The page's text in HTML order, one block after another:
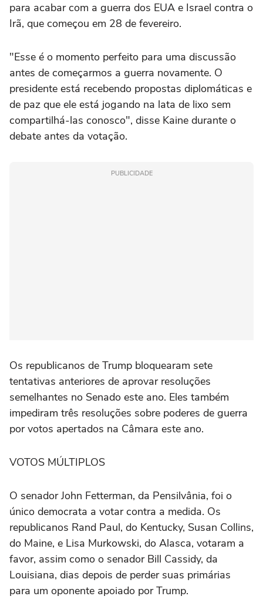
para acabar com a guerra dos EUA e Israel contra o
Irã, que começou em 28 ‌de fevereiro.
"Esse é o momento perfeito para uma discussão
antes de começarmos a guerra novamente. O
presidente está recebendo ‌propostas diplomáticas e
de paz que ⁠ele está jogando na lata ⁠de lixo sem
compartilhá-las conosco", disse Kaine durante o
debate antes da votação.
PUBLICIDADE
Os republicanos de Trump bloquearam sete
tentativas anteriores de ⁠aprovar resoluções
semelhantes no Senado este ano. Eles também
impediram ‌três resoluções sobre poderes de guerra
‌por votos apertados na Câmara este ano.
VOTOS MÚLTIPLOS
O senador John Fetterman, da Pensilvânia, foi o
único democrata a votar contra a medida. Os
republicanos Rand Paul, do Kentucky, Susan Collins,
do Maine, e Lisa Murkowski, do Alasca, votaram a
favor, assim como o senador Bill Cassidy, da
Louisiana, dias depois de ⁠perder suas primárias
para um oponente apoiado por Trump.